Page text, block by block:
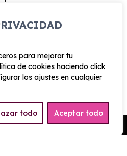
para mejorar tu
de cookies haciendo click
los ajustes en cualquier
todo Aceptar todo